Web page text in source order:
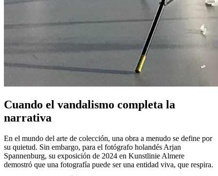
Cuando el vandalismo completa la
narrativa
En el mundo del arte de colección, una obra a menudo se define por
su quietud. Sin embargo, para el fotógrafo holandés Arjan
Spannenburg, su exposición de 2024 en Kunstlinie Almere
demostró que una fotografía puede ser una entidad viva, que respira.